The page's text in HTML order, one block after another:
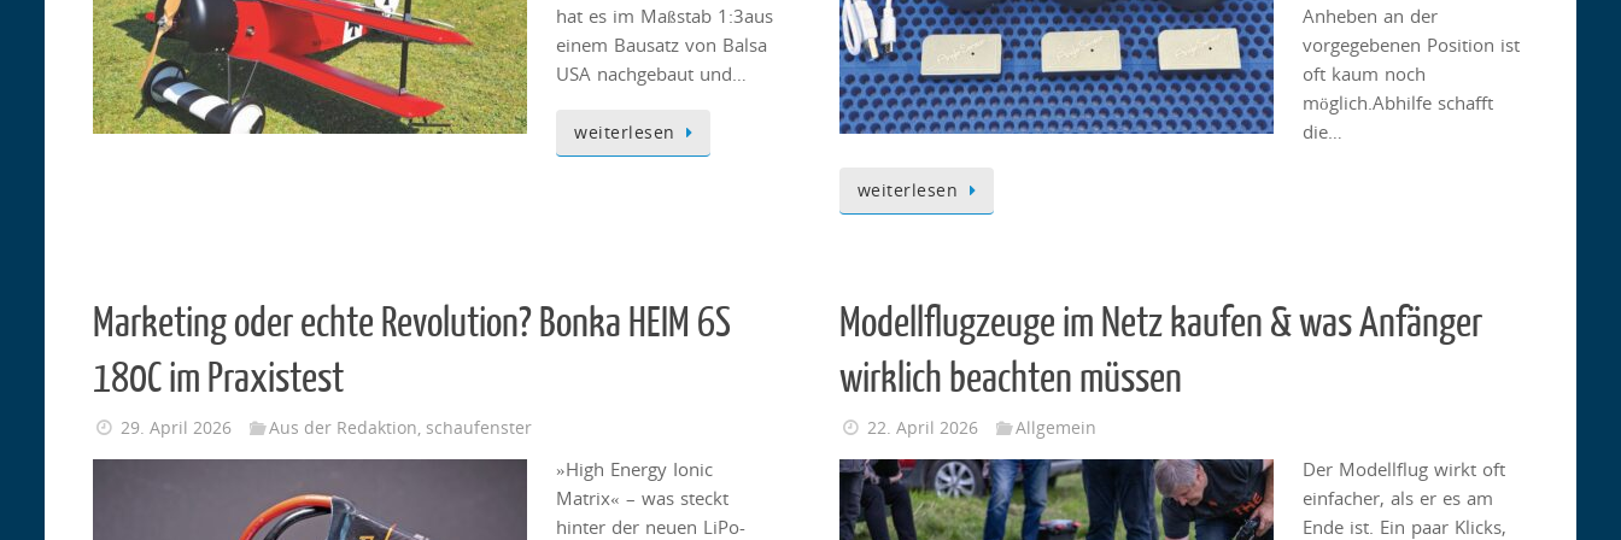
hat es im Maßstab 1:3aus
einem Bausatz von Balsa
USA nachgebaut und…
weiterlesen
Anheben an der
vorgegebenen Position ist
oft kaum noch
möglich.Abhilfe schafft
die…
weiterlesen
Marketing oder echte Revolution? Bonka HEIM 6S
180C im Praxistest
29. April 2026 Aus der Redaktion, schaufenster
»High Energy Ionic
Matrix« – was steckt
hinter der neuen LiPo-
Modellflugzeuge im Netz kaufen & was Anfänger
wirklich beachten müssen
22. April 2026 Allgemein
Der Modellflug wirkt oft
einfacher, als er es am
Ende ist. Ein paar Klicks,